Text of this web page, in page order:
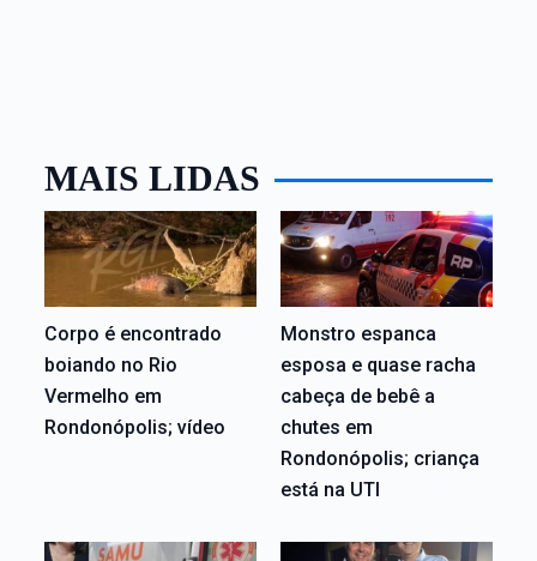
MAIS LIDAS
Corpo é encontrado
boiando no Rio
Vermelho em
Rondonópolis; vídeo
Monstro espanca
esposa e quase racha
cabeça de bebê a
chutes em
Rondonópolis; criança
está na UTI